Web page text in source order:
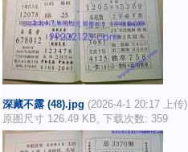
深藏不露 (48).jpg (2026-4-1 20:17 上传)
原图尺寸 126.49 KB, 下载次数: 359